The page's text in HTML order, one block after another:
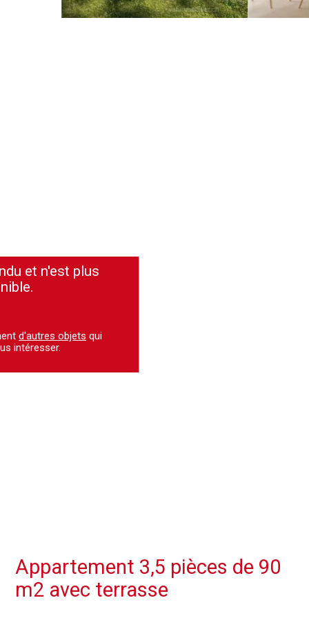
et n'est plus
d'autres objets qui
intéresser.
Appartement 3,5 pièces de 90
m2 avec terrasse